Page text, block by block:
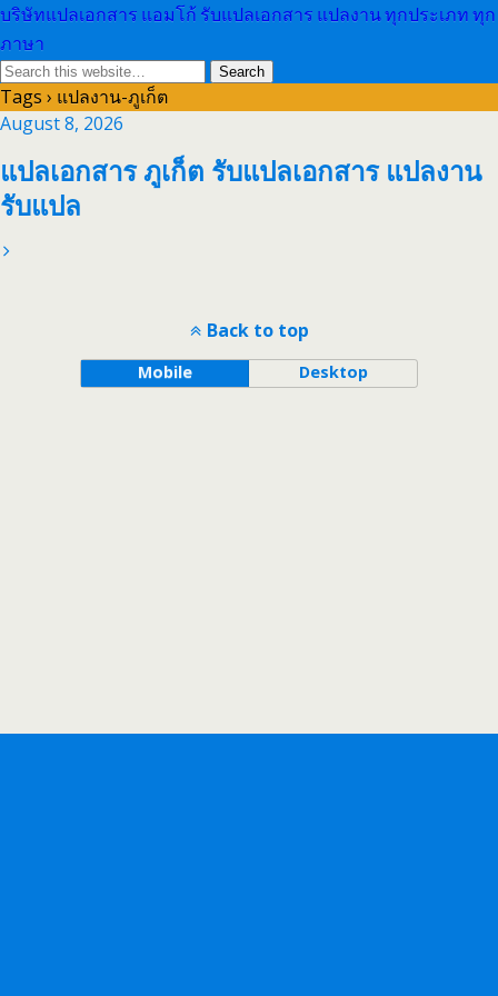
บริษัทแปลเอกสาร แอมโก้ รับแปลเอกสาร แปลงาน ทุกประเภท ทุก
ภาษา
Tags › แปลงาน-ภูเก็ต
August 8, 2026
แปลเอกสาร ภูเก็ต รับแปลเอกสาร แปลงาน
รับแปล
Back to top
Mobile Desktop